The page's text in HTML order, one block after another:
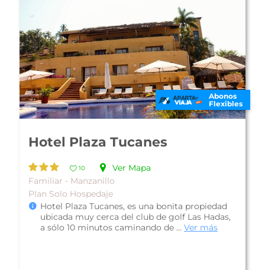
Abonos
Flexibles
Best Western Plus Hotel Luna
10
Familiar - Manzanillo
Plan Solo Hospedaje
Best Western Plus Hotel Luna del Mar, cuenta
con una privilegiada ubicación a pie de playa